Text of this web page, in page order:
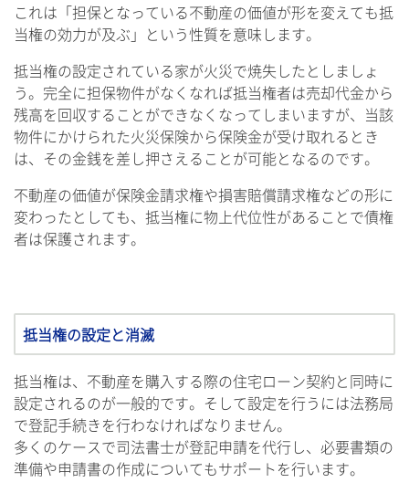
これは「担保となっている不動産の価値が形を変えても抵
当権の効力が及ぶ」という性質を意味します。
抵当権の設定されている家が火災で焼失したとしましょ
う。完全に担保物件がなくなれば抵当権者は売却代金から
残高を回収することができなくなってしまいますが、当該
物件にかけられた火災保険から保険金が受け取れるとき
は、その金銭を差し押さえることが可能となるのです。
不動産の価値が保険金請求権や損害賠償請求権などの形に
変わったとしても、抵当権に物上代位性があることで債権
者は保護されます。
抵当権の設定と消滅
抵当権は、不動産を購入する際の住宅ローン契約と同時に
設定されるのが一般的です。そして設定を行うには法務局
で登記手続きを行わなければなりません。
多くのケースで司法書士が登記申請を代行し、必要書類の
準備や申請書の作成についてもサポートを行います。